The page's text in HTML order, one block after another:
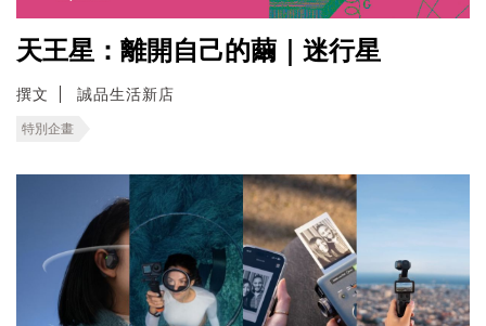
天王星：離開自己的繭｜迷行星
撰文 誠品生活新店
特別企畫